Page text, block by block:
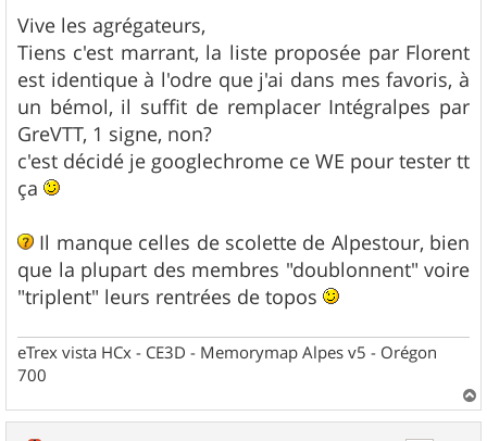
s
s
a
g
e
Vive les agrégateurs,
Tiens c'est marrant, la liste proposée par Florent
est identique à l'odre que j'ai dans mes favoris, à
un bémol, il suffit de remplacer Intégralpes par
GreVTT, 1 signe, non?
c'est décidé je googlechrome ce WE pour tester tt
ça
Il manque celles de scolette de Alpestour, bien
que la plupart des membres "doublonnent" voire
"triplent" leurs rentrées de topos
eTrex vista HCx - CE3D - Memorymap Alpes v5 - Orégon
700
a